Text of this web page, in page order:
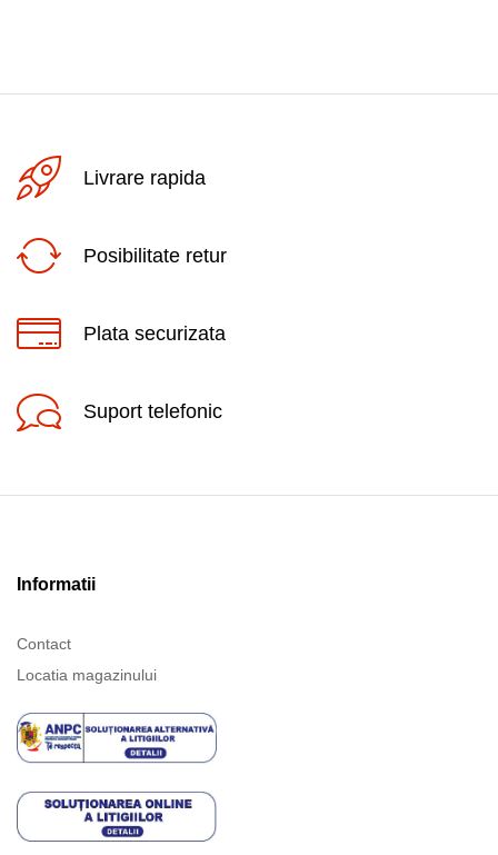
Livrare rapida
Posibilitate retur
Plata securizata
Suport telefonic
Informatii
Contact
Locatia magazinului